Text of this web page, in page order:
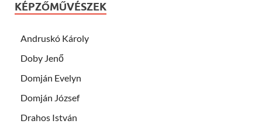
KÉPZŐMŰVÉSZEK
Andruskó Károly
Doby Jenő
Domján Evelyn
Domján József
Drahos István